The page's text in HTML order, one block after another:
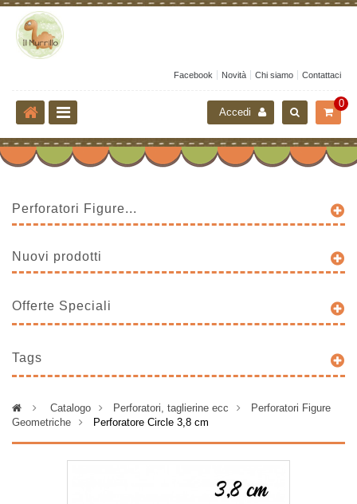
Facebook Novità Chi siamo Contattaci
0
Accedi
Perforatori Figure...
Nuovi prodotti
Offerte Speciali
Tags
> Catalogo > Perforatori, taglierine ecc >
Perforatori Figure
Geometriche
> Perforatore Circle 3,8 cm